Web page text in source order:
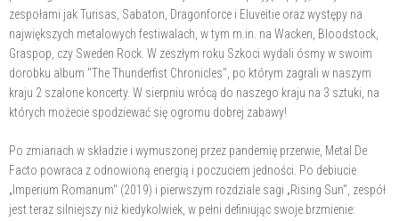
zespołami jak Turisas, Sabaton, Dragonforce i Eluveitie oraz występy na
największych metalowych festiwalach, w tym m.in. na Wacken, Bloodstock,
Graspop, czy Sweden Rock. W zeszłym roku Szkoci wydali ósmy w swoim
dorobku album "The Thunderfist Chronicles", po którym zagrali w naszym
kraju 2 szalone koncerty. W sierpniu wrócą do naszego kraju na 3 sztuki, na
których możecie spodziewać się ogromu dobrej zabawy!
Po zmianach w składzie i wymuszonej przez pandemię przerwie, Metal De
Facto powraca z odnowioną energią i poczuciem jedności. Po debiucie
„Imperium Romanum" (2019) i pierwszym rozdziale sagi „Rising Sun", zespół
jest teraz silniejszy niż kiedykolwiek, w pełni definiując swoje brzmienie: